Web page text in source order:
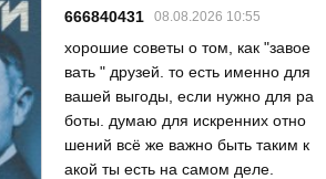
666840431 08.08.2026 10:55
хорошие советы о том, как "завое
вать " друзей. то есть именно для
вашей выгоды, если нужно для ра
боты. думаю для искренних отно
шений всё же важно быть таким к
акой ты есть на самом деле.